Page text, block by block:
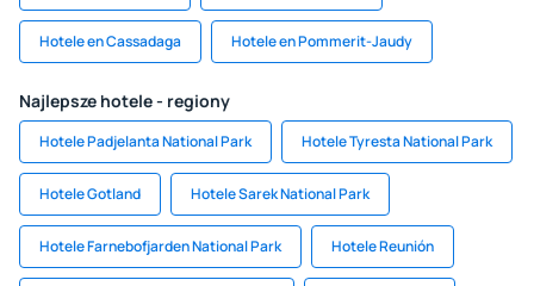
Hotele en Cassadaga Hotele en Pommerit-Jaudy
Najlepsze hotele - regiony
Hotele Padjelanta National Park Hotele Tyresta National Park
Hotele Gotland Hotele Sarek National Park
Hotele Farnebofjarden National Park Hotele Reunión